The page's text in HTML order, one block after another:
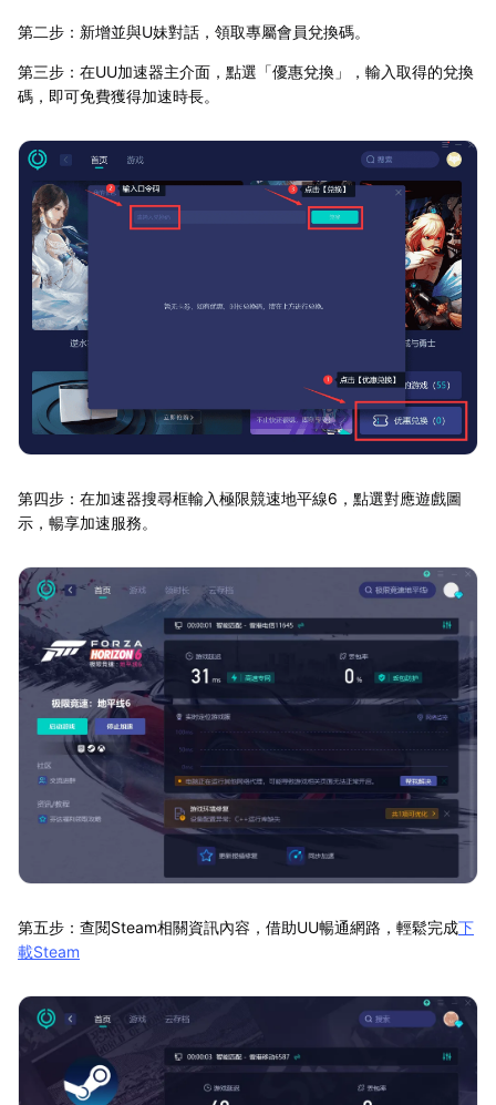
第二步：新增並與U妹對話，領取專屬會員兌換碼。
第三步：在UU加速器主介面，點選「優惠兌換」，輸入取得的兌換
碼，即可免費獲得加速時長。
第四步：在加速器搜尋框輸入極限競速地平線6，點選對應遊戲圖
示，暢享加速服務。
第五步：查閱Steam相關資訊內容，借助UU暢通網路，輕鬆完成下
載Steam